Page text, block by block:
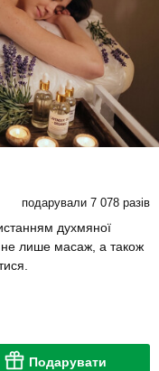
подарували 7 078 разів
духмяної
не лише масаж, а також
Подарувати